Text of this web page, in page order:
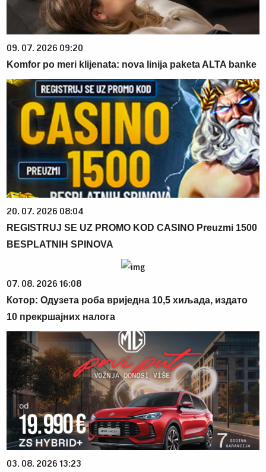
09. 07. 2026 09:20
Komfor po meri klijenata: nova linija paketa ALTA banke
20. 07. 2026 08:04
REGISTRUJ SE UZ PROMO KOD CASINO Preuzmi 1500
BESPLATNIH SPINOVA
07. 08. 2026 16:08
Котор: Одузета роба вриједна 10,5 хиљада, издато
10 прекршајних налога
03. 08. 2026 13:23